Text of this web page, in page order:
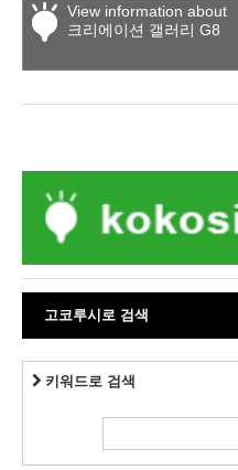
View information about
크리에이션 갤러리 G8
고코루시로 검색
키워드로 검색